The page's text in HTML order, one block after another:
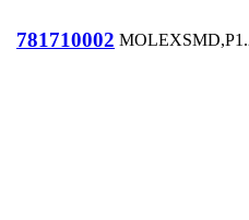
781710002 MOLEX